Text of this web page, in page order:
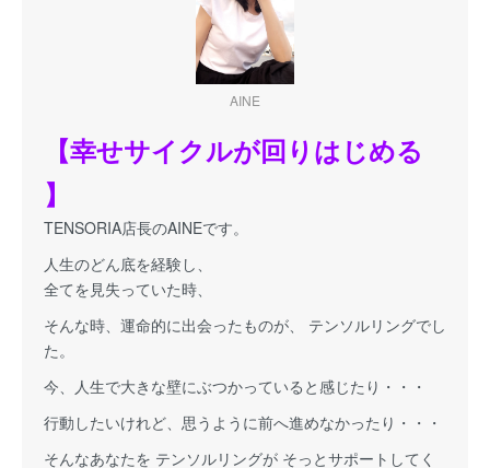
AINE
【幸せサイクルが回りはじめる
】
TENSORIA店長のAINEです。
人生のどん底を経験し、
全てを見失っていた時、
そんな時、運命的に出会ったものが、 テンソルリングでし
た。
今、人生で大きな壁にぶつかっていると感じたり・・・
行動したいけれど、思うように前へ進めなかったり・・・
そんなあなたを テンソルリングが そっとサポートしてく